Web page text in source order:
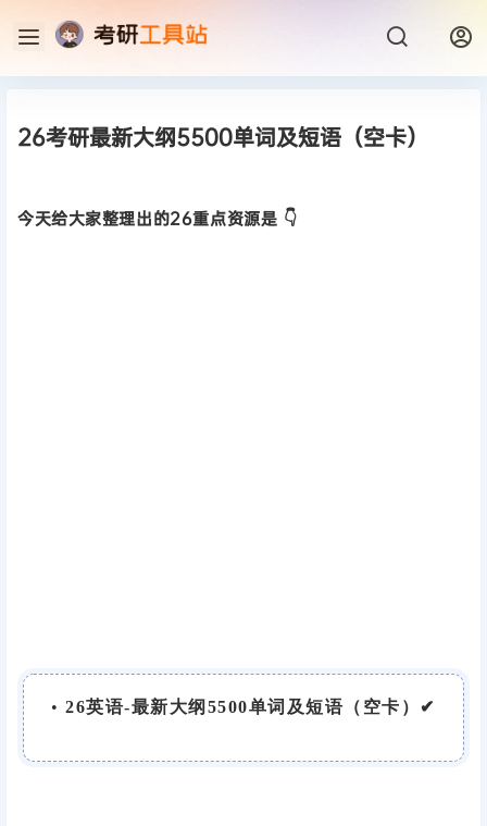
26考研最新大纲5500单词及短语（空卡）
今天给大家整理出的26重点资源是 👇
•26英语-最新大纲5500单词及短语（空卡）✔